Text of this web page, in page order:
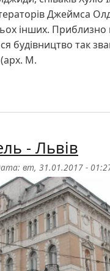
Джеймса
інших. Приблизно
будівництво так
М.
- Львів
вт, 31.01.2017 -